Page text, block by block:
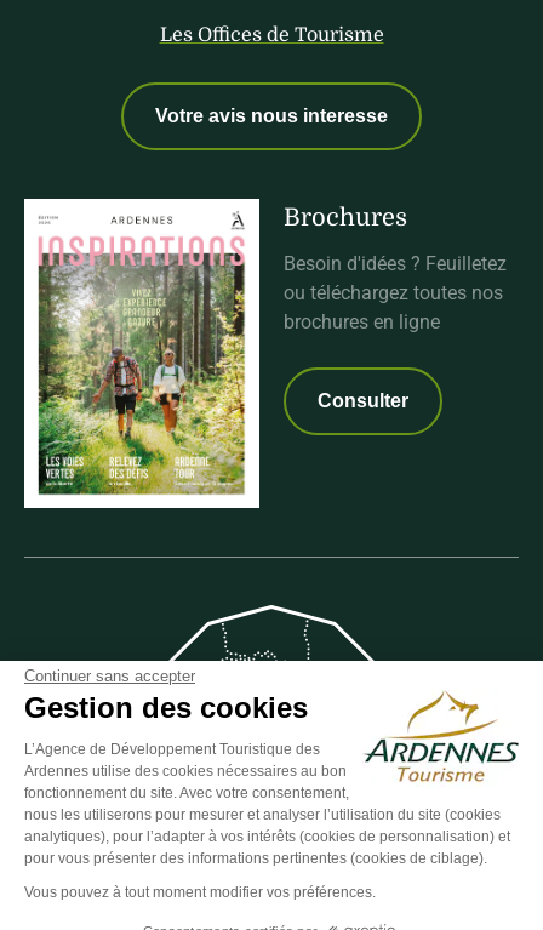
Les Offices de Tourisme
Votre avis nous interesse
Brochures
Besoin d'idées ? Feuilletez
ou téléchargez toutes nos
brochures en ligne
Consulter
Continuer sans accepter
Gestion des cookies
L’Agence de Développement Touristique des
Ardennes utilise des cookies nécessaires au bon
fonctionnement du site. Avec votre consentement,
nous les utiliserons pour mesurer et analyser l’utilisation du site (cookies
analytiques), pour l’adapter à vos intérêts (cookies de personnalisation) et
pour vous présenter des informations pertinentes (cookies de ciblage).
Vous pouvez à tout moment modifier vos préférences.